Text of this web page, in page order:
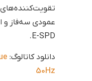
عمودی سه‌فاز و
E-SPD.
دانلود کاتالوگ:
50Hz